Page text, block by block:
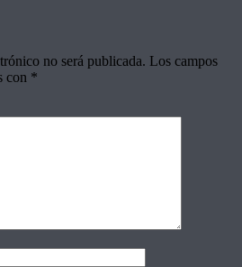
no será publicada. Los campos
con *